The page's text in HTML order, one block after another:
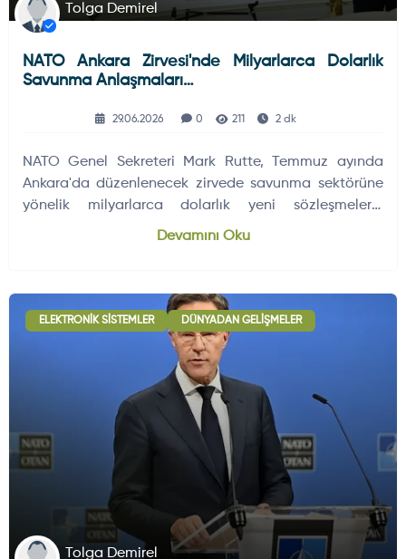
Tolga Demirel
NATO Ankara Zirvesi'nde Milyarlarca Dolarlık
Savunma Anlaşmaları…
29.06.2026 0 211 2 dk
NATO Genel Sekreteri Mark Rutte, Temmuz ayında
Ankara'da düzenlenecek zirvede savunma sektörüne
yönelik milyarlarca dolarlık yeni sözleşmelerin
açıklanacağını duyurdu.
Devamını Oku
ELEKTRONIK SISTEMLER DÜNYADAN GELIŞMELER
Tolga Demirel